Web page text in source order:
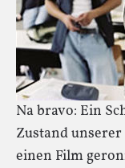
Na bravo: Ein
Zustand
einen Film